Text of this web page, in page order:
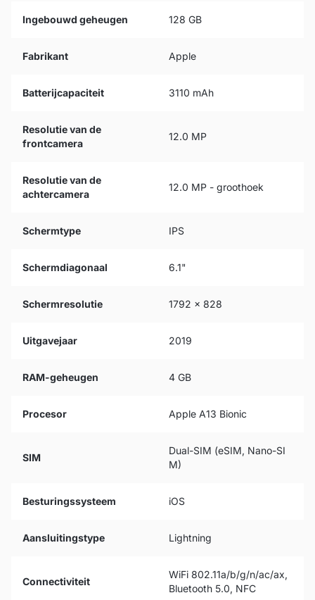
Ingebouwd geheugen 128 GB
Fabrikant Apple
Batterijcapaciteit 3110 mAh
Resolutie van de
frontcamera
12.0 MP
Resolutie van de
achtercamera
12.0 MP - groothoek
Schermtype IPS
Schermdiagonaal 6.1"
Schermresolutie 1792 x 828
Uitgavejaar 2019
RAM-geheugen 4 GB
Procesor Apple A13 Bionic
SIM
Dual-SIM (eSIM, Nano-SI
M)
Besturingssysteem iOS
Aansluitingstype Lightning
Connectiviteit
WiFi 802.11a/b/g/n/ac/ax,
Bluetooth 5.0, NFC